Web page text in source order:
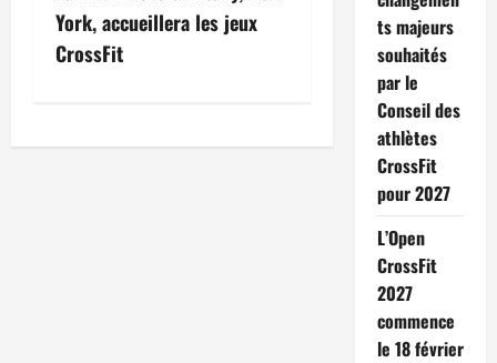
York, accueillera les jeux
CrossFit
ts majeurs
souhaités
par le
Conseil des
athlètes
CrossFit
pour 2027
L’Open
CrossFit
2027
commence
le 18 février